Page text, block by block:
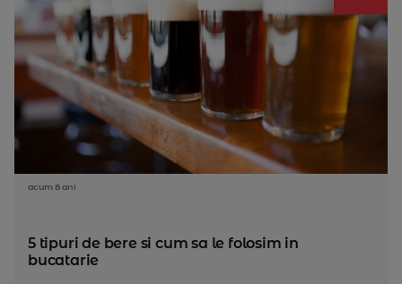
acum 8 ani
5 tipuri de bere si cum sa le folosim in
bucatarie